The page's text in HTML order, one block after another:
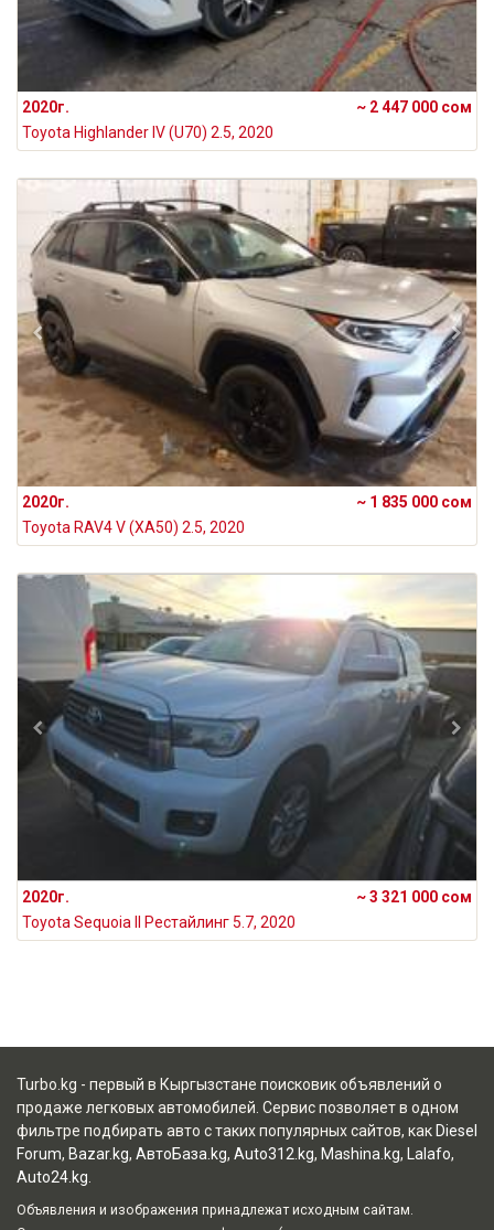
2020г.
~ 2 447 000 сом
Toyota Highlander IV (U70) 2.5, 2020
2020г.
~ 1 835 000 сом
Toyota RAV4 V (XA50) 2.5, 2020
2020г.
~ 3 321 000 сом
Toyota Sequoia II Рестайлинг 5.7, 2020
Turbo.kg - первый в Кыргызстане поисковик объявлений о
продаже легковых автомобилей. Сервис позволяет в одном
фильтре подбирать авто с таких популярных сайтов, как Diesel
Forum, Bazar.kg, АвтоБаза.kg, Auto312.kg, Mashina.kg, Lalafo,
Auto24.kg
Объявления и изображения принадлежат исходным сайтам.